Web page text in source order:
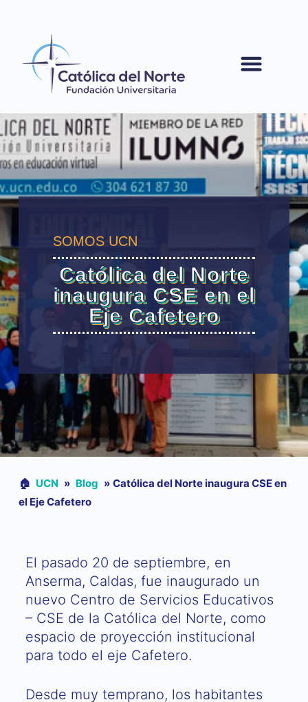
SOMOS UCN
Católica del Norte
inaugura CSE en el
Eje Cafetero
🏠︎ UCN » Blog » Católica del Norte inaugura CSE en
el Eje Cafetero
El pasado 20 de septiembre, en
Anserma, Caldas, fue inaugurado un
nuevo Centro de Servicios Educativos
– CSE de la Católica del Norte, como
espacio de proyección institucional
para todo el eje Cafetero.
Desde muy temprano, los habitantes